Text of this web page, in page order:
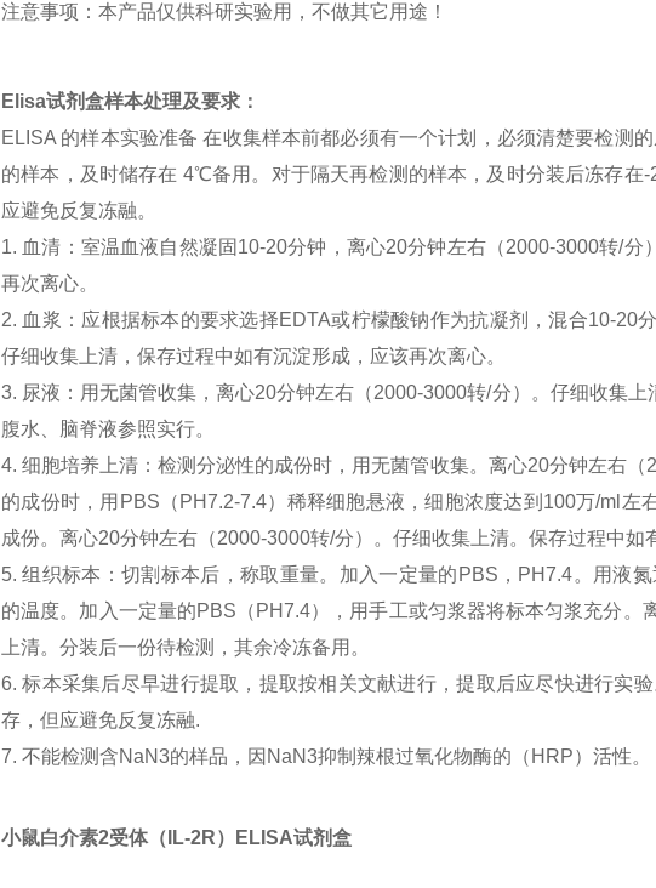
注意事项：本产品仅供科研实验用，不做其它用途！
Elisa试剂盒样本处理及要求：
ELISA 的样本实验准备 在收集样本前都必须有一个计划，必须清楚要检测
的样本，及时储存在 4℃备用。对于隔天再检测的样本，及时分装后冻存
应避免反复冻融。
1. 血清：室温血液自然凝固10-20分钟，离心20分钟左右（2000-3000转/
再次离心。
2. 血浆：应根据标本的要求选择EDTA或柠檬酸钠作为抗凝剂，混合10-20
仔细收集上清，保存过程中如有沉淀形成，应该再次离心。
3. 尿液：用无菌管收集，离心20分钟左右（2000-3000转/分）。仔细收集
腹水、脑脊液参照实行。
4. 细胞培养上清：检测分泌性的成份时，用无菌管收集。离心20分钟左右
的成份时，用PBS（PH7.2-7.4）稀释细胞悬液，细胞浓度达到100万/ml左
成份。离心20分钟左右（2000-3000转/分）。仔细收集上清。保存过程中如
5. 组织标本：切割标本后，称取重量。加入一定量的PBS，PH7.4。用液
的温度。加入一定量的PBS（PH7.4），用手工或匀浆器将标本匀浆充分。
上清。分装后一份待检测，其余冷冻备用。
6. 标本采集后尽早进行提取，提取按相关文献进行，提取后应尽快进行实
存，但应避免反复冻融.
7. 不能检测含NaN3的样品，因NaN3抑制辣根过氧化物酶的（HRP）活性。
小鼠白介素2受体（IL-2R）ELISA试剂盒